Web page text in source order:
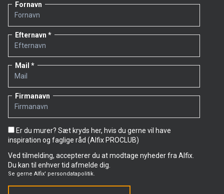
(hurtigtørkende støpemasse), Epoxy Grunder, Epoxy
Membran, ProFix flislim, FlexBinder, C2 Epoxy (syrefast
fugemasse og flislim) og IndustryFuge CeraFill 18. Les
mer om våre bassengsystemer
Fornavn
Efternavn
Mail
Firmanavn
Er du murer? Sæt kryds her, hvis du gerne vil have
inspiration og faglige råd (Alfix PROCLUB)
Ved tilmelding, accepterer du at modtage nyheder fra Alfix.
Du kan til enhver tid afmelde dig.
Se gerne Alfix' persondatapolitik.